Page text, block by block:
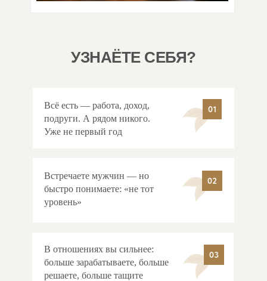
УЗНАЁТЕ СЕБЯ?
01
Всё есть — работа, доход,
подруги. А рядом никого.
Уже не первый год
03
В отношениях вы сильнее:
больше зарабатываете, больше
решаете, больше тащите
02
Встречаете мужчин — но
быстро понимаете: «не тот
уровень»